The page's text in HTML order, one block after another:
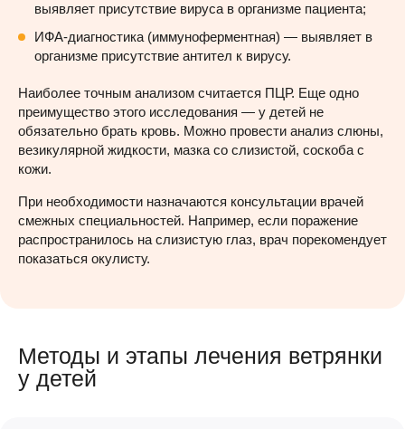
выявляет присутствие вируса в организме пациента;
ИФА-диагностика (иммуноферментная) — выявляет в
организме присутствие антител к вирусу.
Наиболее точным анализом считается ПЦР. Еще одно
преимущество этого исследования — у детей не
обязательно брать кровь. Можно провести анализ слюны,
везикулярной жидкости, мазка со слизистой, соскоба с
кожи.
При необходимости назначаются консультации врачей
смежных специальностей. Например, если поражение
распространилось на слизистую глаз, врач порекомендует
показаться окулисту.
Методы и этапы лечения ветрянки
у детей